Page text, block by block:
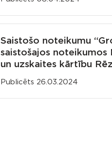
Saistošo noteikumu
saistošajos noteikumos
un uzskaites kārtību
Publicēts 26.03.2024